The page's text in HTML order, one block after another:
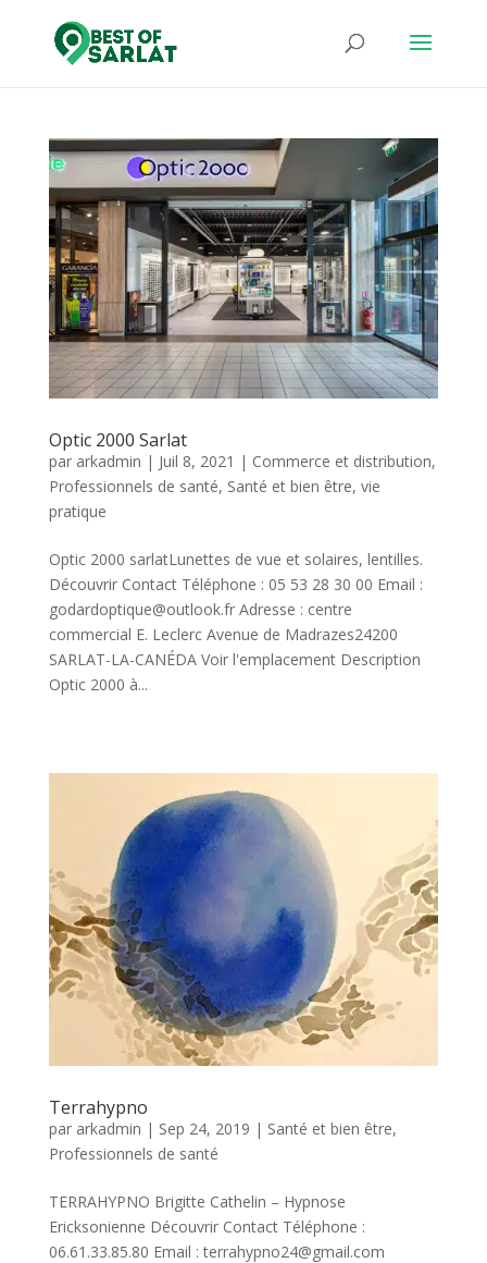
Optic 2000 Sarlat
par arkadmin | Juil 8, 2021 | Commerce et distribution,
Professionnels de santé, Santé et bien être, vie
pratique
Optic 2000 sarlatLunettes de vue et solaires, lentilles.
Découvrir Contact Téléphone : 05 53 28 30 00 Email :
godardoptique@outlook.fr Adresse : centre
commercial E. Leclerc Avenue de Madrazes24200
SARLAT-LA-CANÉDA Voir l'emplacement Description
Optic 2000 à...
Terrahypno
par arkadmin | Sep 24, 2019 | Santé et bien être,
Professionnels de santé
TERRAHYPNO Brigitte Cathelin – Hypnose
Ericksonienne Découvrir Contact Téléphone :
06.61.33.85.80 Email : terrahypno24@gmail.com